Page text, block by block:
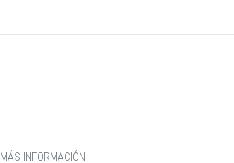
MÁS INFORMACIÓN